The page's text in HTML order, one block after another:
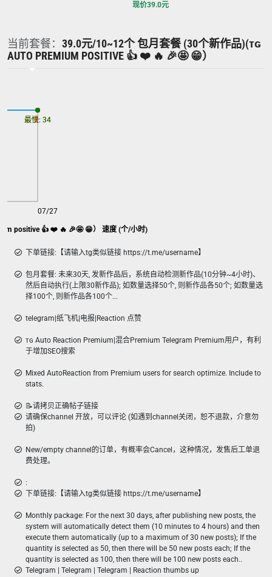
现价39.0元
当前套餐： 39.0元/10~12个 包月套餐 (30个新作品)(ᴛɢ
AUTO PREMIUM POSITIVE 👍 ❤️ 🔥 🎉🤩 😁）
(30个新作品)(ᴛɢ Auto Premium positive 👍 ❤️ 🔥 🎉🤩 😁） 速度 (个/小时)
07/27
最慢: 34
最快: 34
下单链接:【请输入tg类似链接 https://t.me/username】
包月套餐: 未来30天, 发新作品后，系统自动检测新作品(10分钟~4小时)、
然后自动执行(上限30新作品); 如数量选择50个, 则新作品各50个; 如数量选
择100个, 则新作品各100个...
telegram|纸飞机|电报|Reaction 点赞
ᴛɢ Auto Reaction Premium|混合Premium Telegram Premium用户，有利
于增加SEO搜索
Mixed AutoReaction from Premium users for search optimize. Include to
stats.
📝请拷贝正确帖子链接
请确保channel 开放，可以评论 (如遇到channel关闭，恕不退款，介意勿
拍)
New/empty channel的订单，有概率会Cancel，这种情况，发售后工单退
费处理。
:
下单链接:【请输入tg类似链接 https://t.me/username】
Monthly package: For the next 30 days, after publishing new posts, the
system will automatically detect them (10 minutes to 4 hours) and then
execute them automatically (up to a maximum of 30 new posts); If the
quantity is selected as 50, then there will be 50 new posts each; If the
quantity is selected as 100, then there will be 100 new posts each..
Telegram | Telegram | Telegram | Reaction thumbs up